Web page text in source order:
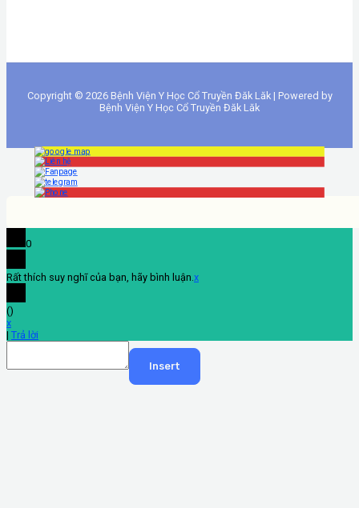
Copyright © 2026 Bệnh Viện Y Học Cổ Truyền Đăk Lăk | Powered by
Bệnh Viện Y Học Cổ Truyền Đăk Lăk
0
Rất thích suy nghĩ của bạn, hãy bình luận. x
()
x
| Trả lời
Insert